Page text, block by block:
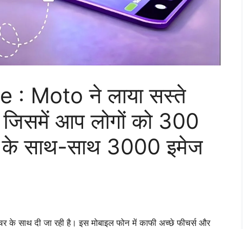
: Moto ने लाया सस्ते
आप लोगों को 300
के साथ-साथ 3000 इमेज
साथ दी जा रही है। इस मोबाइल फोन में काफी अच्छे फीचर्स और